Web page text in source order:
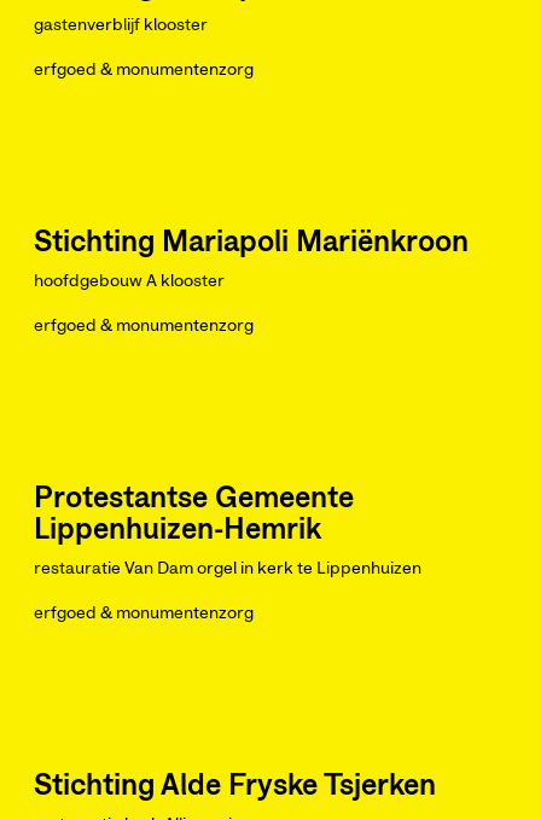
gastenverblijf klooster
erfgoed & monumentenzorg
Stichting Mariapoli Mariënkroon
hoofdgebouw A klooster
erfgoed & monumentenzorg
Protestantse Gemeente
Lippenhuizen-Hemrik
restauratie Van Dam orgel in kerk te Lippenhuizen
erfgoed & monumentenzorg
Stichting Alde Fryske Tsjerken